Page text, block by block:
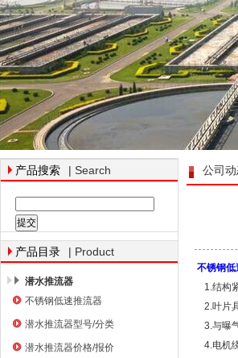
南京南蓝环保产业有限公司
产品搜索 | Search
产品目录 | Product
潜水推流器
不锈钢低速推流器
潜水推流器型号/分类
潜水推流器价格/报价
公司
不锈钢低
1.结构
2.叶片
3.与曝
4.电机